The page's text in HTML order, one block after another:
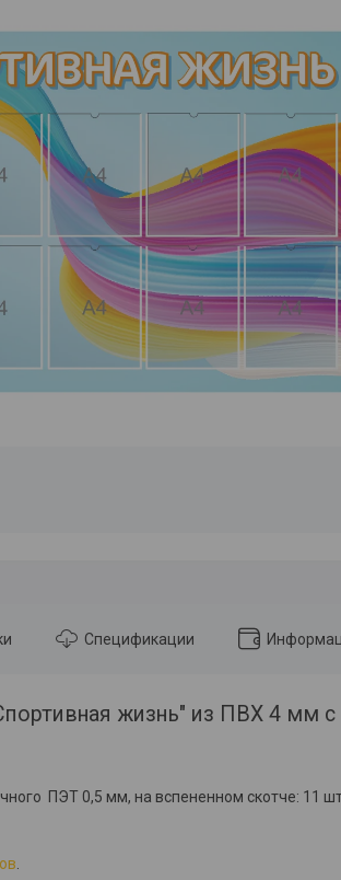
Спецификации
жизнь" из ПВХ 4 мм с
ПЭТ 0,5 мм, на вспененном скотче: 11